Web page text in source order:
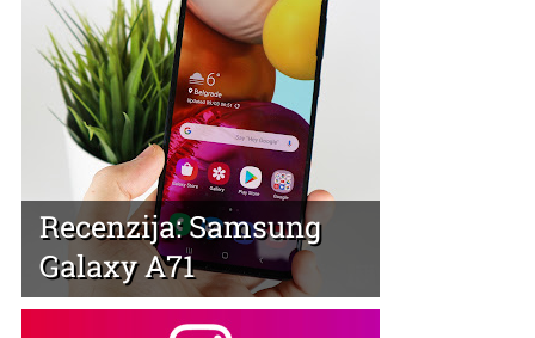
Recenzija: Samsung
Galaxy A71